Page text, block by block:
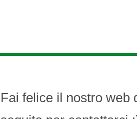
Fai felice il nostro web